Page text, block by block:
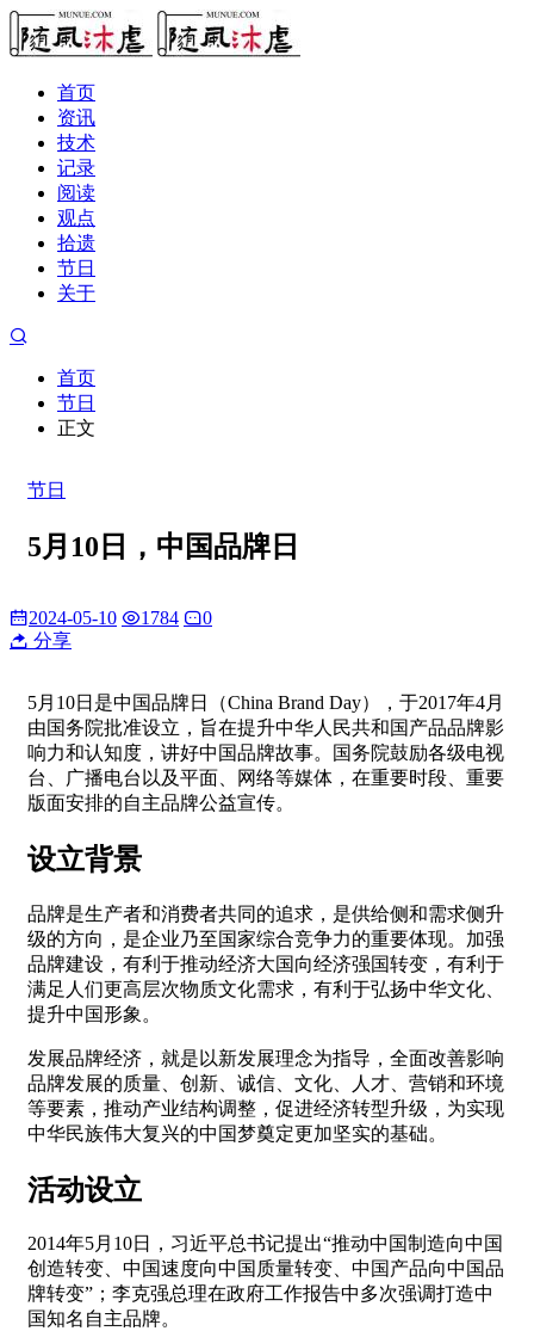
首页
资讯
技术
记录
阅读
观点
拾遗
节日
关于
首页
节日
正文
节日
5月10日，中国品牌日
2024-05-10 1784
0
分享
5月10日是中国品牌日（China Brand Day），于2017年4月
由国务院批准设立，旨在提升中华人民共和国产品品牌影
响力和认知度，讲好中国品牌故事。国务院鼓励各级电视
台、广播电台以及平面、网络等媒体，在重要时段、重要
版面安排的自主品牌公益宣传。
设立背景
品牌是生产者和消费者共同的追求，是供给侧和需求侧升
级的方向，是企业乃至国家综合竞争力的重要体现。加强
品牌建设，有利于推动经济大国向经济强国转变，有利于
满足人们更高层次物质文化需求，有利于弘扬中华文化、
提升中国形象。
发展品牌经济，就是以新发展理念为指导，全面改善影响
品牌发展的质量、创新、诚信、文化、人才、营销和环境
等要素，推动产业结构调整，促进经济转型升级，为实现
中华民族伟大复兴的中国梦奠定更加坚实的基础。
活动设立
2014年5月10日，习近平总书记提出“推动中国制造向中国
创造转变、中国速度向中国质量转变、中国产品向中国品
牌转变”；李克强总理在政府工作报告中多次强调打造中
国知名自主品牌。